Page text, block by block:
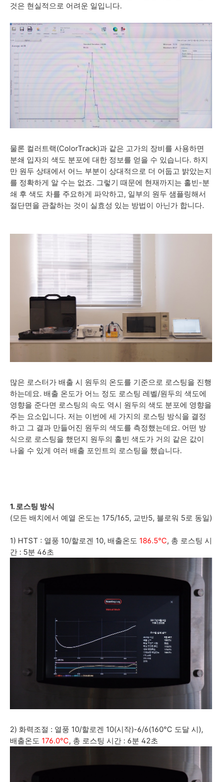
것은 현실적으로 어려운 일입니다.
물론 컬러트랙(ColorTrack)과 같은 고가의 장비를 사용하면
분쇄 입자의 색도 분포에 대한 정보를 얻을 수 있습니다. 하지
만 원두 상태에서 어느 부분이 상대적으로 더 어둡고 밝았는지
를 정확하게 알 수는 없죠. 그렇기 때문에 현재까지는 홀빈-분
쇄 후 색도 차를 주요하게 파악하고, 일부의 원두 샘플링해서
절단면을 관찰하는 것이 실효성 있는 방법이 아닌가 합니다.
많은 로스터가 배출 시 원두의 온도를 기준으로 로스팅을 진행
하는데요. 배출 온도가 어느 정도 로스팅 레벨/원두의 색도에
영향을 준다면 로스팅의 속도 역시 원두의 색도 분포에 영향을
주는 요소입니다. 저는 이번에 세 가지의 로스팅 방식을 결정
하고 그 결과 만들어진 원두의 색도를 측정했는데요. 어떤 방
식으로 로스팅을 했던지 원두의 홀빈 색도가 거의 같은 값이
나올 수 있게 여러 배출 포인트의 로스팅을 했습니다.
1. 로스팅 방식
(모든 배치에서 예열 온도는 175/165, 교반5, 블로워 5로 동일)
1) HTST : 열풍 10/할로겐 10, 배출온도 186.5℃, 총 로스팅 시
간 : 5분 46초
2) 화력조절 : 열풍 10/할로겐 10(시작)-6/6(160℃ 도달 시),
배출온도 176.0℃, 총 로스팅 시간 : 6분 42초